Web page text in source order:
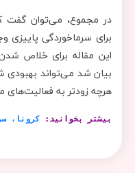
در مجموع، می‌توان گفت
این مقاله برای خلاص
بیان شد می‌تواند بهبودی
هرچه زودتر به فعالیت‌های
بیشتر بخوانید: کرونا،